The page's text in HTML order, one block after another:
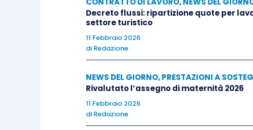
Decreto flussi: ripartizione quote per
settore turistico
11 Febbraio 2026
di Redazione
NEWS DEL GIORNO,PRESTAZIONI A
Rivalutato l’assegno di maternità 2026
11 Febbraio 2026
di Redazione